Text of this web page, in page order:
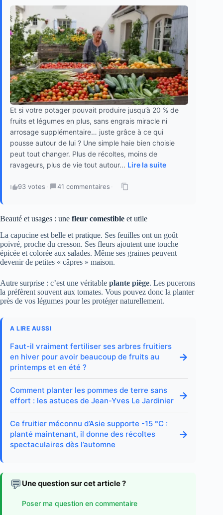
Et si votre potager pouvait produire jusqu’à 20 % de
fruits et légumes en plus, sans engrais miracle ni
arrosage supplémentaire… juste grâce à ce qui
pousse autour de lui ? Une simple haie bien choisie
peut tout changer. Plus de récoltes, moins de
ravageurs, plus de vie tout autour... Lire la suite
93 votes · 41 commentaires ·
Beauté et usages : une fleur comestible et utile
La capucine est belle et pratique. Ses feuilles ont un goût
poivré, proche du cresson. Ses fleurs ajoutent une touche
épicée et colorée aux salades. Même ses graines peuvent
devenir de petites « câpres » maison.
Autre surprise : c’est une véritable plante piège. Les pucerons
la préfèrent souvent aux tomates. Vous pouvez donc la planter
près de vos légumes pour les protéger naturellement.
A LIRE AUSSI
Faut-il vraiment fertiliser ses arbres fruitiers
en hiver pour avoir beaucoup de fruits au
printemps et en été ?
→
Comment planter les pommes de terre sans
effort : les astuces de Jean-Yves Le Jardinier
→
Ce fruitier méconnu d’Asie supporte -15 °C :
planté maintenant, il donne des récoltes
spectaculaires dès l’automne
→
💬 Une question sur cet article ?
Poser ma question en commentaire